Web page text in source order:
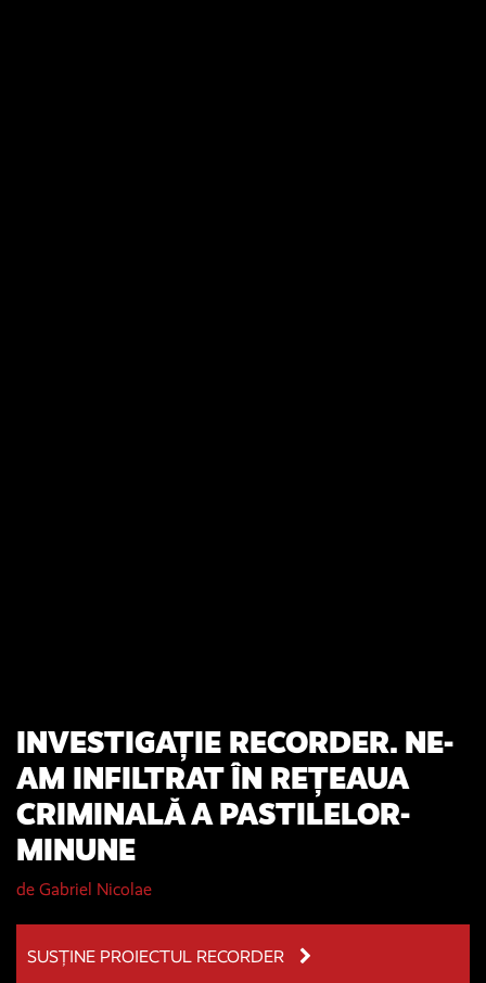
INVESTIGAȚIE RECORDER. NE-
AM INFILTRAT ÎN REȚEAUA
CRIMINALĂ A PASTILELOR-
MINUNE
de Gabriel Nicolae
SUSȚINE PROIECTUL RECORDER